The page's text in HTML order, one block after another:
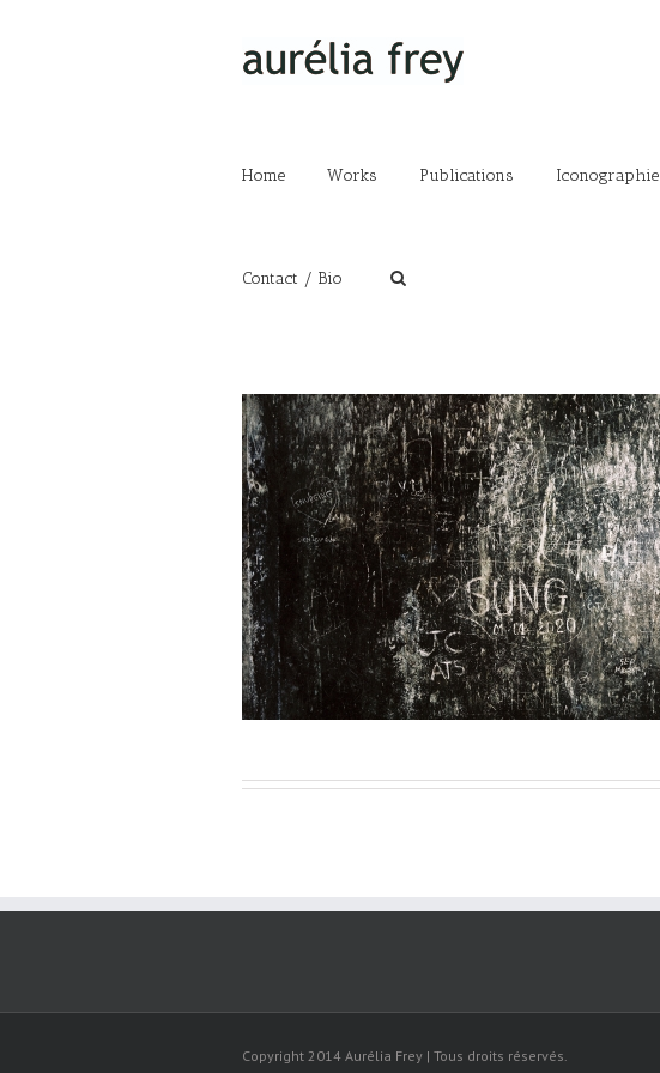
Home Works Publications Iconographie
Contact / Bio
Copyright 2014 Aurélia Frey | Tous droits réservés.